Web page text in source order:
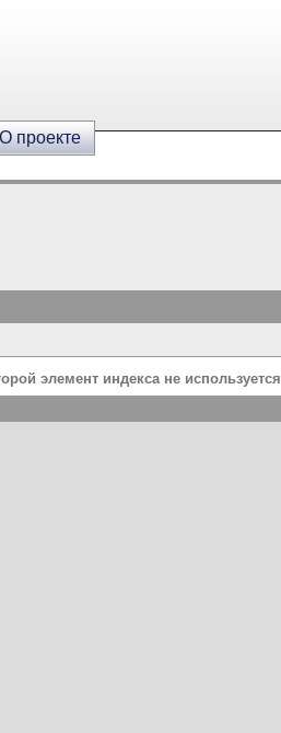
проекте
элемент индекса не используется